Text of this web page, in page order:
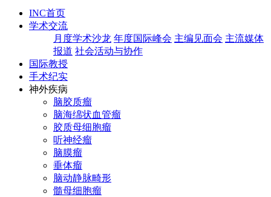
INC首页
学术交流
月度学术沙龙 年度国际峰会 主编见面会 主流媒体
报道 社会活动与协作
国际教授
手术纪实
神外疾病
脑胶质瘤
脑海绵状血管瘤
胶质母细胞瘤
听神经瘤
脑膜瘤
垂体瘤
脑动静脉畸形
髓母细胞瘤